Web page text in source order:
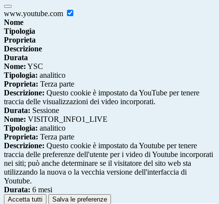
www.youtube.com
Nome
Tipologia
Proprieta
Descrizione
Durata
Nome: YSC
Tipologia: analitico
Proprieta: Terza parte
Descrizione: Questo cookie è impostato da YouTube per tenere
traccia delle visualizzazioni dei video incorporati.
Durata: Sessione
Nome: VISITOR_INFO1_LIVE
Tipologia: analitico
Proprieta: Terza parte
Descrizione: Questo cookie è impostato da Youtube per tenere
traccia delle preferenze dell'utente per i video di Youtube incorporati
nei siti; può anche determinare se il visitatore del sito web sta
utilizzando la nuova o la vecchia versione dell'interfaccia di
Youtube.
Durata: 6 mesi
Accetta tutti Salva le preferenze